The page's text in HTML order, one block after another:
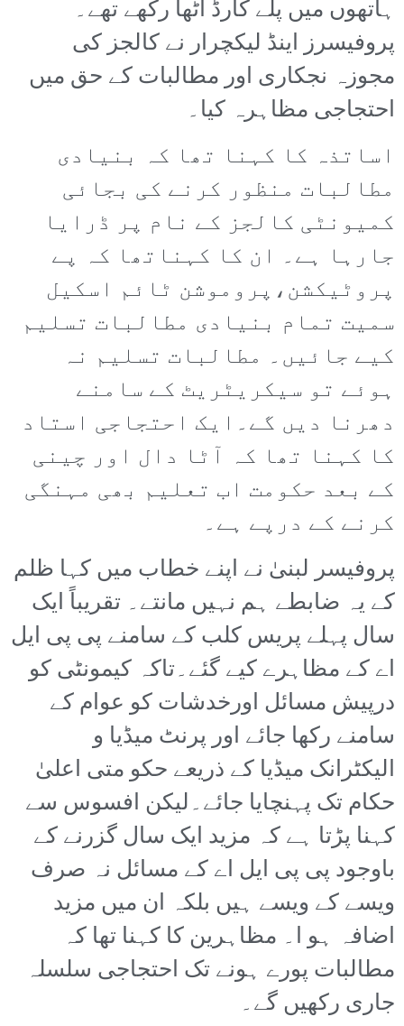
ہاتھوں میں پلے کارڈ اٹھا رکھے تھے۔
پروفیسرز اینڈ لیکچرار نے کالجز کی
مجوزہ نجکاری اور مطالبات کے حق میں
احتجاجی مظاہرہ کیا۔
اساتذہ کا کہنا تھا کہ بنیادی
مطالبات منظور کرنے کی بجائی
کمیونٹی کالجز کے نام پر ڈرایا
جارہا ہے۔ ان کا کہناتھا کہ پے
پروٹیکشن،پروموشن ٹائم اسکیل
سمیت تمام بنیادی مطالبات تسلیم
کیے جائیں۔ مطالبات تسلیم نہ
ہوئے تو سیکریٹریٹ کے سامنے
دھرنا دیں گے۔ایک احتجاجی استاد
کا کہنا تھا کہ آٹا دال اور چینی
کے بعد حکومت اب تعلیم بھی مہنگی
کرنے کے درپے ہے۔
پروفیسر لبنیٰ نے اپنے خطاب میں کہا ظلم
کے یہ ضابطے ہم نہیں مانتے۔ تقریباً ایک
سال پہلے پریس کلب کے سامنے پی پی ایل
اے کے مظاہرے کیے گئے۔تاکہ کیمونٹی کو
درپیش مسائل اورخدشات کو عوام کے
سامنے رکھا جائے اور پرنٹ میڈیا و
الیکٹرانک میڈیا کے ذریعے حکو متی اعلیٰ
حکام تک پہنچایا جائے۔لیکن افسوس سے
کہنا پڑتا ہے کہ مزید ایک سال گزرنے کے
باوجود پی پی ایل اے کے مسائل نہ صرف
ویسے کے ویسے ہیں بلکہ ان میں مزید
اضافہ ہو ا۔ مظاہرین کا کہنا تھا کہ
مطالبات پورے ہونے تک احتجاجی سلسلہ
جاری رکھیں گے۔